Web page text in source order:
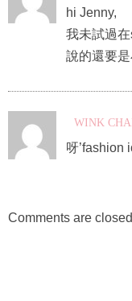
hi Jenny,
我未試過
說的還要
WINK
呀’fashion
Comments are